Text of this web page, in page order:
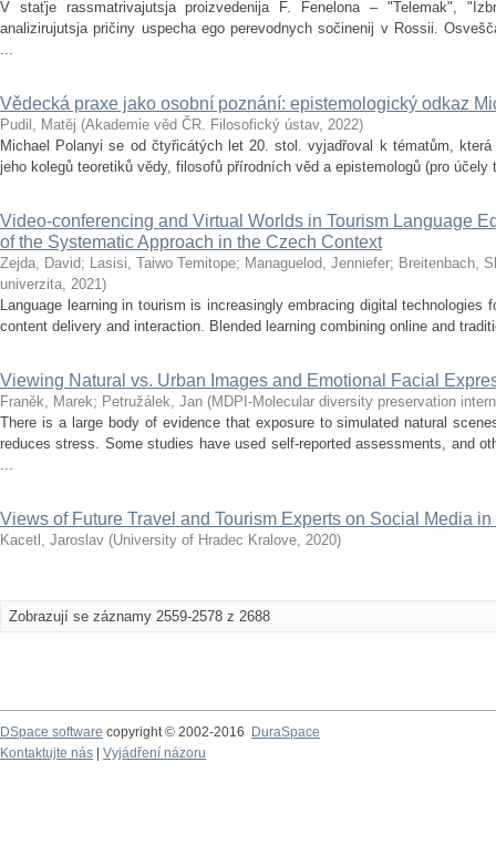
V staťje rassmatrivajutsja proizvedenija F. Fenelona – "Telemak",
analizirujutsja pričiny uspecha ego perevodnych sočinenij v Rossii.
...
Vědecká praxe jako osobní poznání: epistemologický odkaz
Pudil, Matěj (Akademie věd ČR. Filosofický ústav, 2022)
Michael Polanyi se od čtyřicátých let 20. stol. vyjadřoval k tématům,
jeho kolegů teoretiků vědy, filosofů přírodních věd a epistemologů (pro
Video-conferencing and Virtual Worlds in Tourism Language
of the Systematic Approach in the Czech Context
Zejda, David; Lasisi, Taiwo Temitope; Managuelod, Jenniefer; Breitenbach,
univerzita, 2021)
Language learning in tourism is increasingly embracing digital technologies
content delivery and interaction. Blended learning combining online and
Viewing Natural vs. Urban Images and Emotional Facial
Franěk, Marek; Petružálek, Jan (MDPI-Molecular diversity preservation
There is a large body of evidence that exposure to simulated natural
reduces stress. Some studies have used self-reported assessments, and
...
Views of Future Travel and Tourism Experts on Social Media in
Kacetl, Jaroslav (University of Hradec Kralove, 2020)
Zobrazují se záznamy 2559-2578 z 2688
DSpace software copyright © 2002-2016
DuraSpace
Kontaktujte nás
Vyjádření názoru